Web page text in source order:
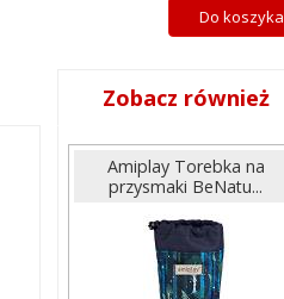
Do koszyka
Zobacz również
Amiplay Torebka na
przysmaki BeNatu...